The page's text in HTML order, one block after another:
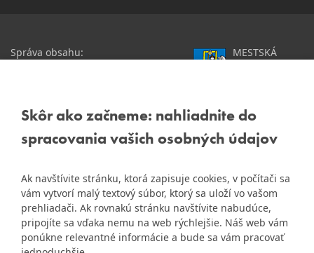
Skôr ako začneme: nahliadnite do
spracovania vašich osobných údajov
Ak navštívite stránku, ktorá zapisuje cookies, v počítači sa
vám vytvorí malý textový súbor, ktorý sa uloží vo vašom
prehliadači. Ak rovnakú stránku navštívite nabudúce,
pripojíte sa vďaka nemu na web rýchlejšie. Náš web vám
ponúkne relevantné informácie a bude sa vám pracovať
Správa obsahu:
Staršie informácie a dokumenty
starej stránke Dúbravky
Naša mestská časť získala 3.
miesto v súťažiZlatyErb.sk
o
najlepšiu internetovú stránku
MESTSKÁ
Žatevná 2, 844 02
IČO: 00603406
DIČ: 2020919120
IČ DPH: Nie sme platca
DPH
Bankové spojenie: